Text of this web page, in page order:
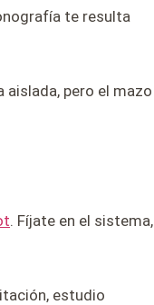
te resulta
pero el mazo
. Fíjate en el sistema,
estudio